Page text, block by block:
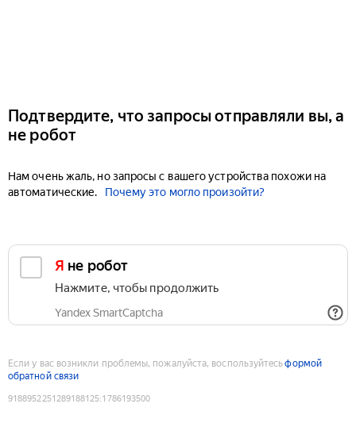
Подтвердите, что запросы отправляли вы, а
не робот
Нам очень жаль, но запросы с вашего устройства похожи на
автоматические.
Почему это могло произойти?
Я не робот
Нажмите, чтобы продолжить
Yandex SmartCaptcha
Если у вас возникли проблемы, пожалуйста, воспользуйтесьформой
обратной связи
9188952251289188125:1786193500